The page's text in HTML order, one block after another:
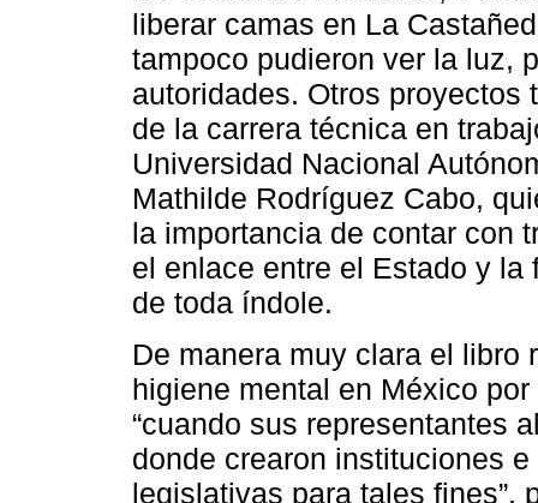
liberar camas en La
tampoco pudieron ver la luz,
autoridades. Otros
de la carrera técnica en
Universidad Nacional
Mathilde Rodríguez Cabo,
la importancia de contar con
el enlace entre el Estado y
de toda índole.
De manera muy clara el
higiene mental en México
“cuando sus representantes
donde crearon instituciones
legislativas para tales fines”,